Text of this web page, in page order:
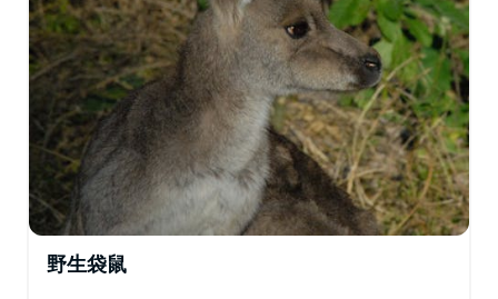
野生袋鼠